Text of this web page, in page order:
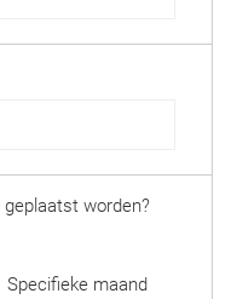
worden?
Specifieke maand